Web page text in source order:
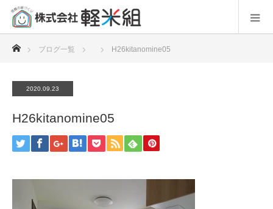
ブログ一覧 H26kitanomine05
2020.09.23
H26kitanomine05